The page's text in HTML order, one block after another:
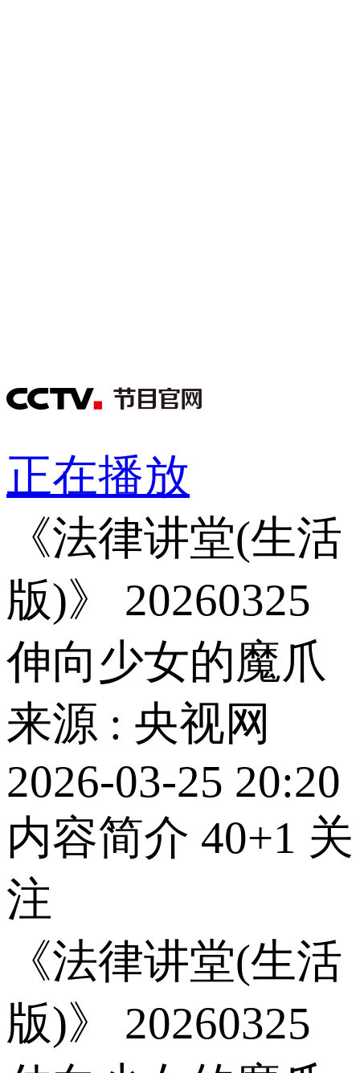
正在播放
《法律讲堂(生活
版)》 20260325
伸向少女的魔爪
来源 : 央视网
2026-03-25 20:20
内容简介 40+1 关
注
《法律讲堂(生活
版)》 20260325